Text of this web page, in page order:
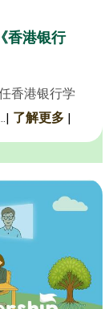
香港银行
香港银行学
| 了解更多 |